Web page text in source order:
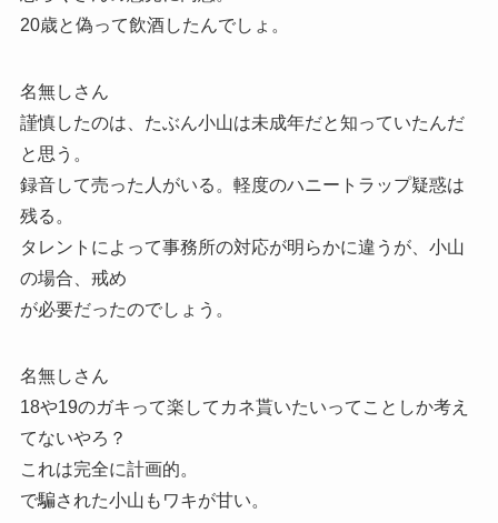
20歳と偽って飲酒したんでしょ。
名無しさん
謹慎したのは、たぶん小山は未成年だと知っていたんだ
と思う。
録音して売った人がいる。軽度のハニートラップ疑惑は
残る。
タレントによって事務所の対応が明らかに違うが、小山
の場合、戒め
が必要だったのでしょう。
名無しさん
18や19のガキって楽してカネ貰いたいってことしか考え
てないやろ？
これは完全に計画的。
で騙された小山もワキが甘い。